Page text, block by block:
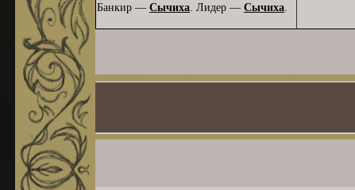
Банкир —Сычиха. Лидер —Сычиха.